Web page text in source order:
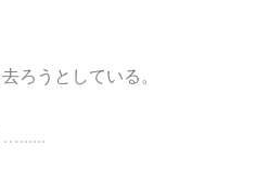
ろうとしている。
…......